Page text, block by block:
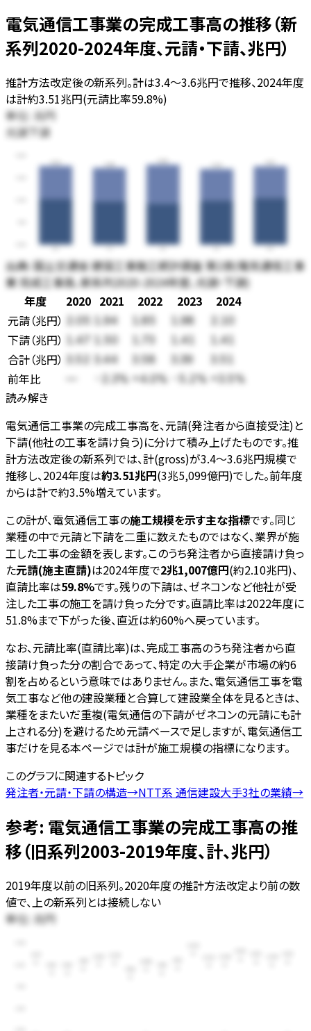
電気通信工事業の完成工事高の推移（新
系列2020-2024年度、元請・下請、兆円）
推計方法改定後の新系列。計は3.4〜3.6兆円で推移、2024年度
は計約3.51兆円(元請比率59.8%)
単位: 兆円
元請下請
20
3.44
21
3.58
22
3.39
23
3.51
24
出典:国土交通省 建設工事施工統計調査 第2表(電気通信工事
業 完成工事高、新系列2020-2024年度、元請・下請)
年度
2020 2021 2022 2023
2024
元請（兆円） 2.05 1.94 1.85 1.98 2.10
下請（兆円） 1.47 1.50 1.41 1.41
合計（兆円） 3.44 3.58 3.39
前年比 -2.3% +4.0% -5.2% +3.5%
読み解き
電気通信工事業の完成工事高を、元請(発注者から直接受注)と
下請(他社の工事を請け負う)に分けて積み上げたものです。推
計方法改定後の新系列では、計(gross)が3.4〜3.6兆円規模で
推移し、2024年度は約3.51兆円(3兆5,099億円)でした。前年度
からは計で約3.5%増えています。
この計が、電気通信工事の施工規模を示す主な指標です。同じ
業種の中で元請と下請を二重に数えたものではなく、業界が施
工した工事の金額を表します。このうち発注者から直接請け負っ
た元請(施主直請)は2024年度で2兆1,007億円(約2.10兆円)、
直請比率は59.8%です。残りの下請は、ゼネコンなど他社が受
注した工事の施工を請け負った分です。直請比率は2022年度に
51.8%まで下がった後、直近は約60%へ戻っています。
なお、元請比率(直請比率)は、完成工事高のうち発注者から直
接請け負った分の割合であって、特定の大手企業が市場の約6
割を占めるという意味ではありません。また、電気通信工事を電
気工事など他の建設業種と合算して建設業全体を見るときは、
業種をまたいだ重複(電気通信の下請がゼネコンの元請にも計
上される分)を避けるため元請ベースで足しますが、電気通信工
事だけを見る本ページでは計が施工規模の指標になります。
このグラフに関連するトピック
発注者・元請・下請の構造→NTT系 通信建設大手3社の業績→
参考: 電気通信工事業の完成工事高の推
移（旧系列2003-2019年度、計、兆円）
2019年度以前の旧系列。2020年度の推計方法改定より前の数
値で、上の新系列とは接続しない
単位: 兆円